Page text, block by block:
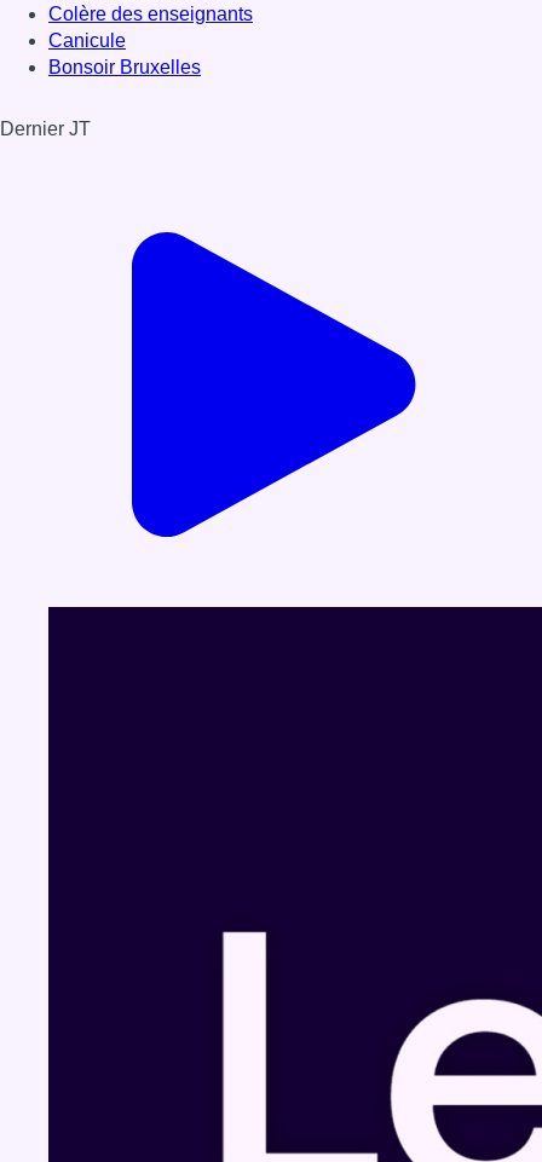
Colère des enseignants
Canicule
Bonsoir Bruxelles
Dernier JT